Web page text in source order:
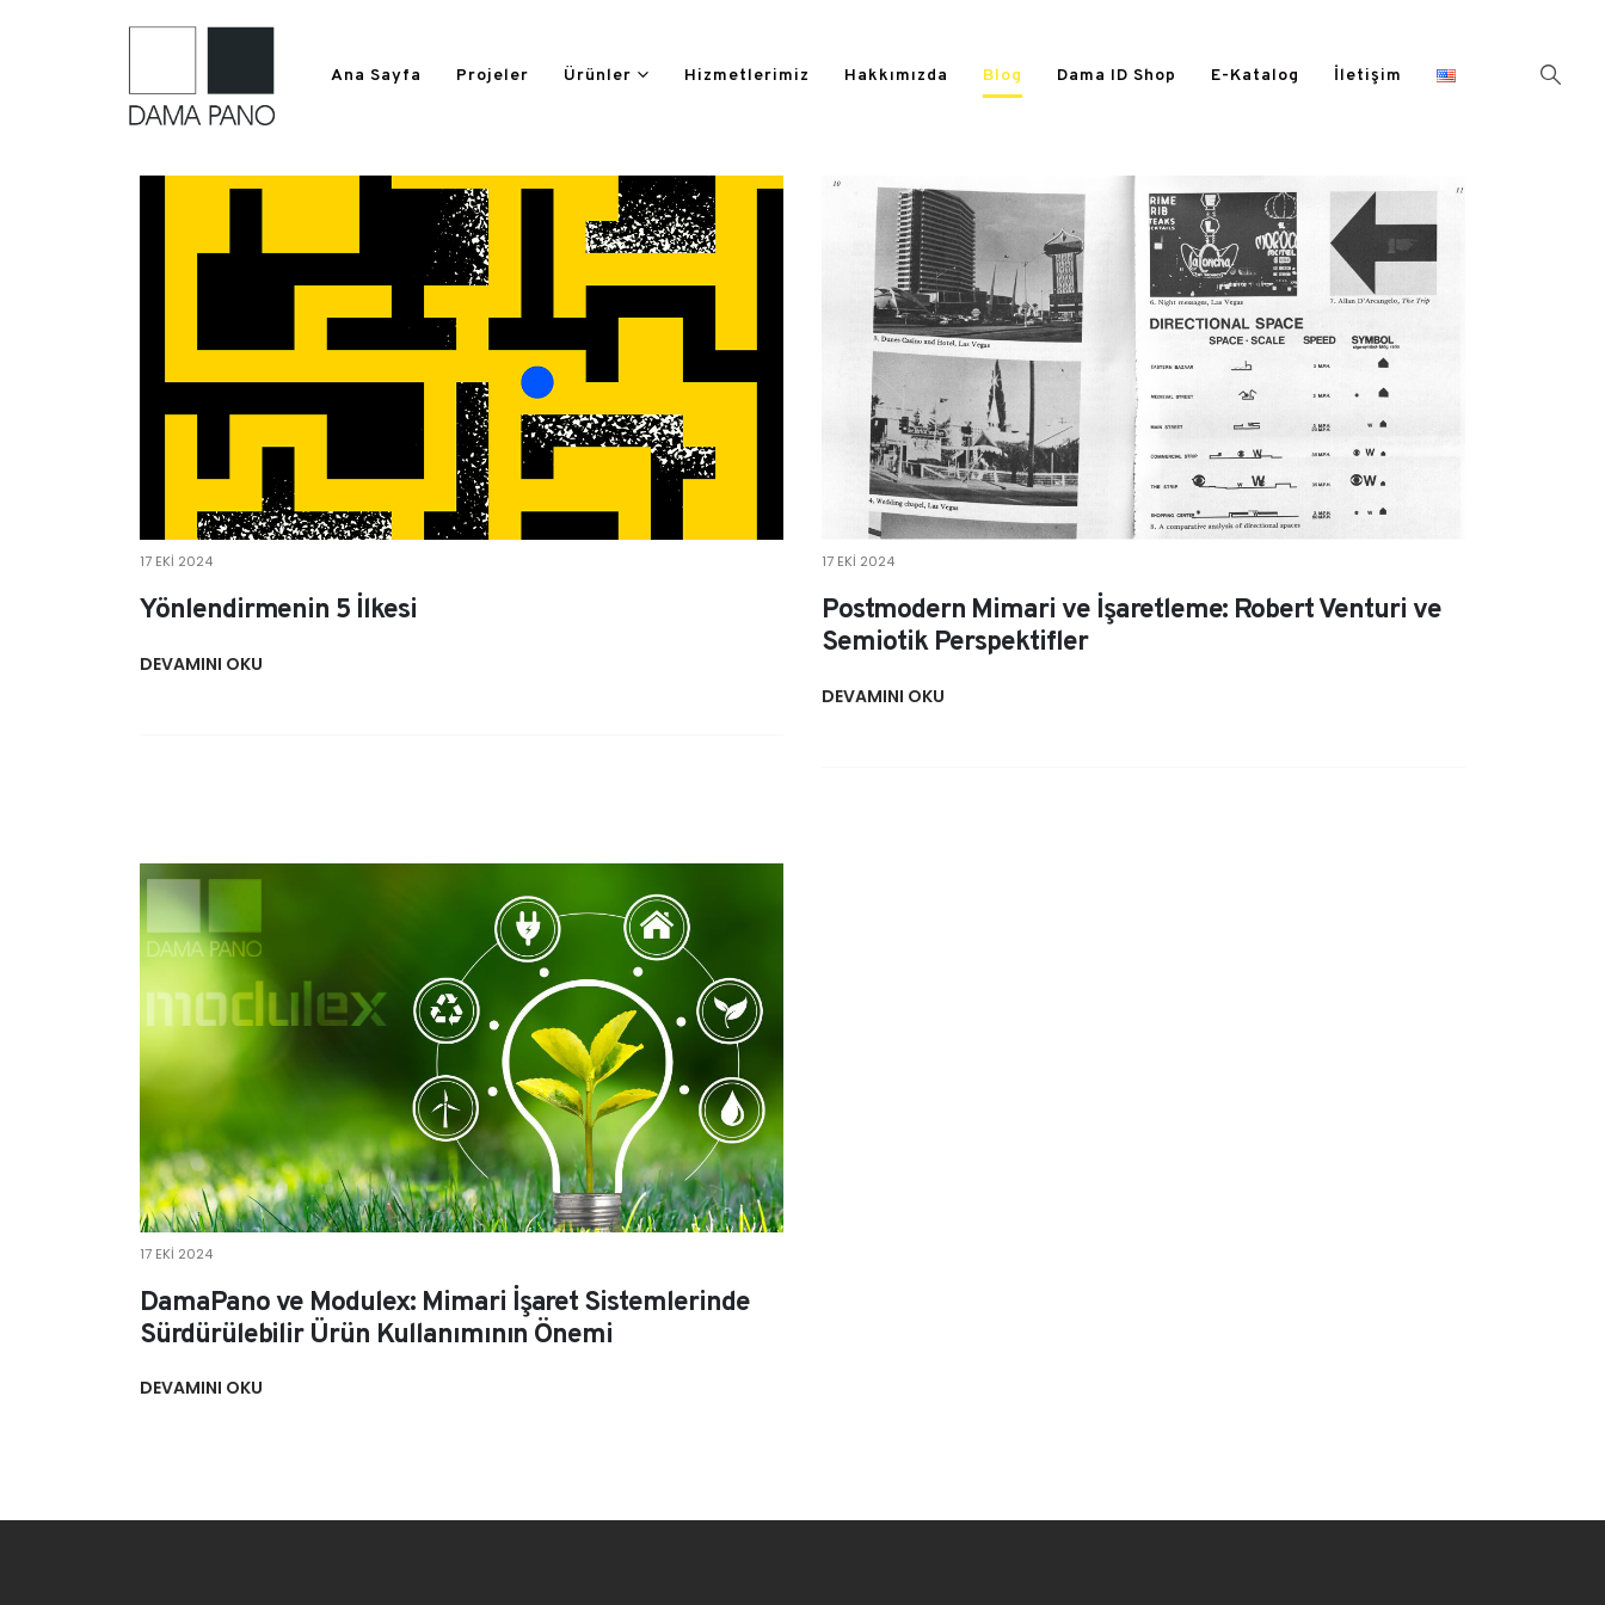
Ana Sayfa Projeler Ürünler Hizmetlerimiz Hakkımızda Blog Dama ID Shop E-Katalog İletişim
17 EKI 2024
Yönlendirmenin 5 İlkesi
DEVAMINI OKU
17 EKI 2024
Postmodern Mimari ve İşaretleme: Robert Venturi ve
Semiotik Perspektifler
DEVAMINI OKU
17 EKI 2024
DamaPano ve Modulex: Mimari İşaret Sistemlerinde
Sürdürülebilir Ürün Kullanımının Önemi
DEVAMINI OKU